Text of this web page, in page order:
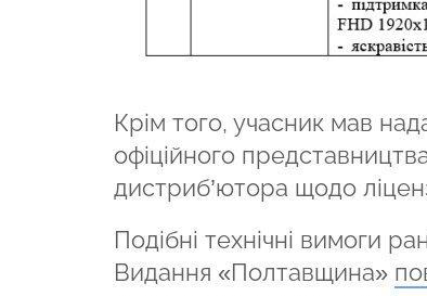
Крім того, учасник мав
офіційного
дистриб’ютора щодо
Подібні технічні вимоги
Видання «Полтавщина»